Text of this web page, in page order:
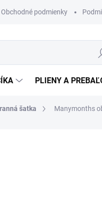
Obchodné podmienky
PLIENY A
šatka Manymonths